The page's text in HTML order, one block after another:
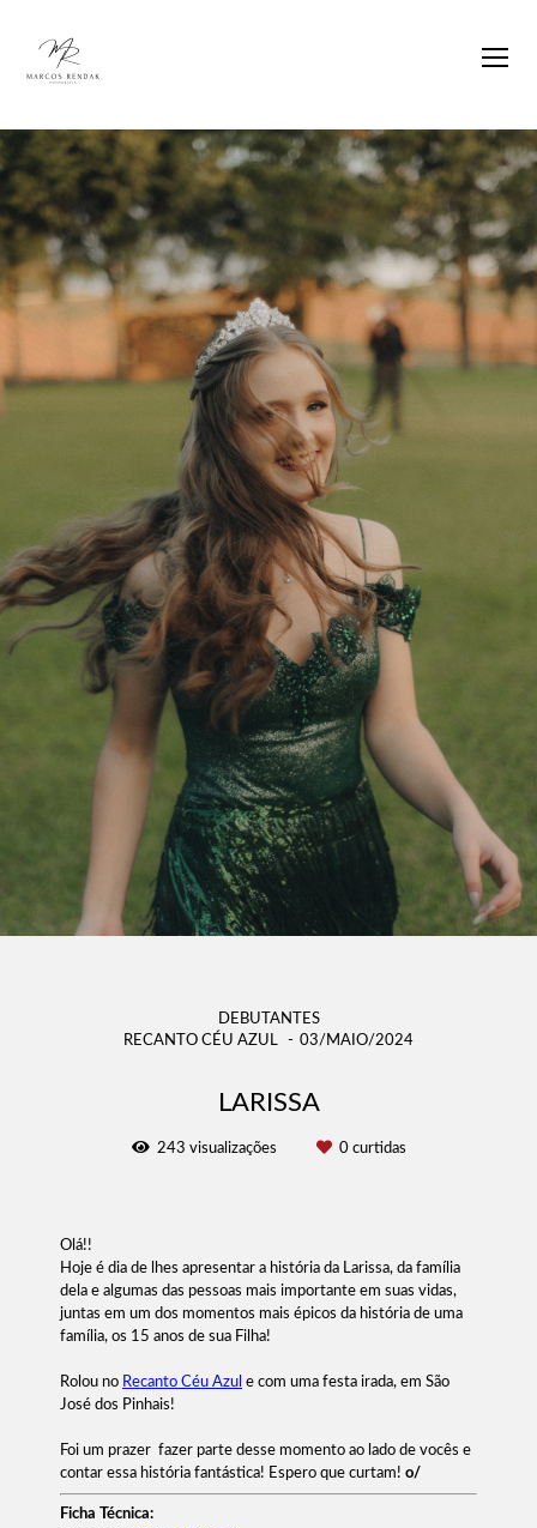
DEBUTANTES
RECANTO CÉU AZUL
03/MAIO/2024
LARISSA
243 visualizações 0curtidas
Olá!!
Hoje é dia de lhes apresentar a história da Larissa, da família
dela e algumas das pessoas mais importante em suas vidas,
juntas em um dos momentos mais épicos da história de uma
família, os 15 anos de sua Filha!
Rolou no Recanto Céu Azul e com uma festa irada, em São
José dos Pinhais!
Foi um prazer fazer parte desse momento ao lado de vocês e
contar essa história fantástica! Espero que curtam! o/
Ficha Técnica: